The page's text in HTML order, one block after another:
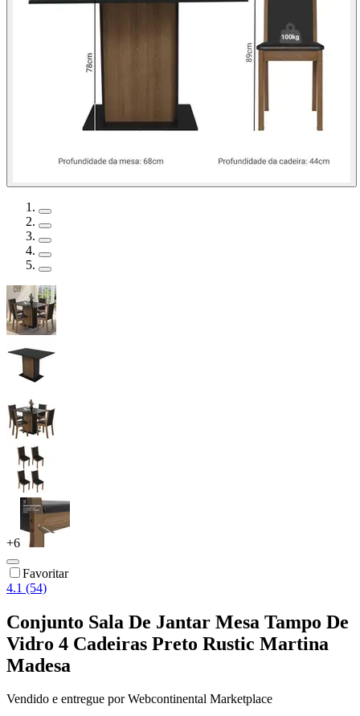
+6
Favoritar
4.1 (54)
Conjunto Sala De Jantar Mesa Tampo De
Vidro 4 Cadeiras Preto Rustic Martina
Madesa
Vendido e entregue por Webcontinental Marketplace